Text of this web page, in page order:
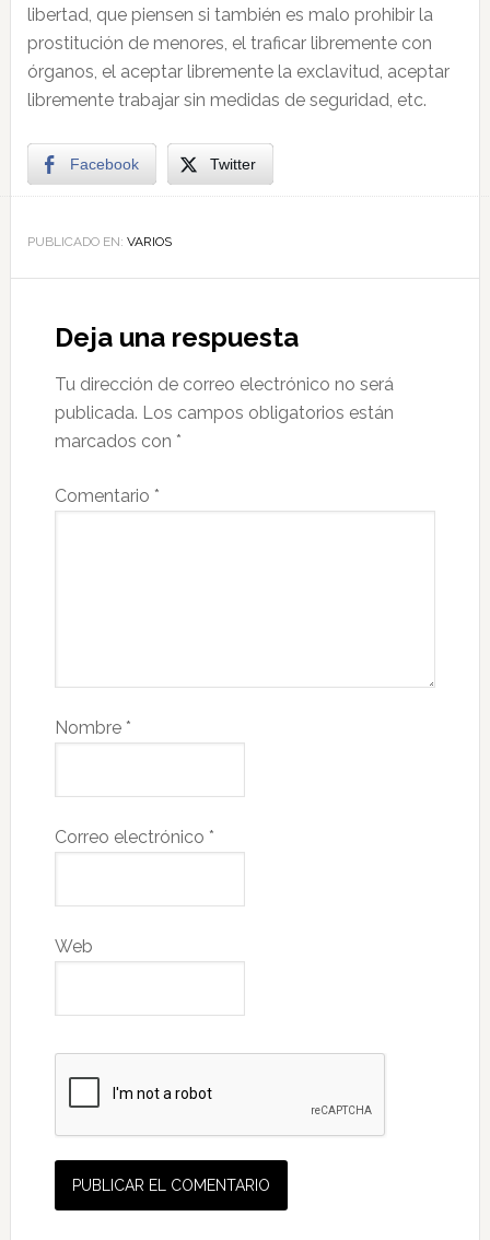
libertad, que piensen si también es malo prohibir la
prostitución de menores, el traficar libremente con
órganos, el aceptar libremente la exclavitud, aceptar
libremente trabajar sin medidas de seguridad, etc.
Facebook Twitter
PUBLICADO EN: VARIOS
Deja una respuesta
Tu dirección de correo electrónico no será
publicada. Los campos obligatorios están
marcados con *
Comentario *
Nombre *
Correo electrónico *
Web